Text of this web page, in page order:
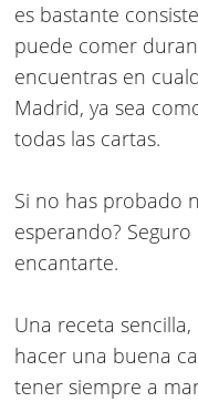
es bastante
puede comer
encuentras en
Madrid, ya sea
todas las cartas.
Si no has probado
esperando?
encantarte.
Una receta
hacer una buena
tener siempre a